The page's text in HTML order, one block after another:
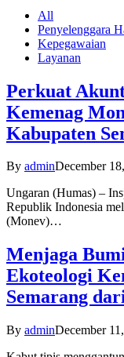
All
Penyelenggara
Kepegawaian
Layanan
Perkuat
Kemenag
Kabupaten
By adminDecember
Ungaran (Humas) –
Republik Indonesia
(Monev)…
Menjaga
Ekoteologi
Semarang
By adminDecember